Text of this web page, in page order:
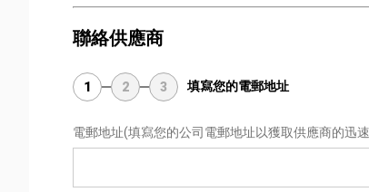
聯絡供應商
1 2 3 填寫您的電郵地址
電郵地址(填寫您的公司電郵地址以獲取供應商的迅